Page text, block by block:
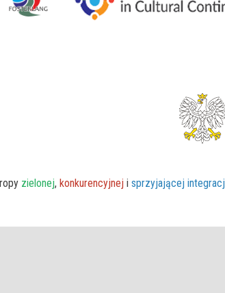
zielonej, konkurencyjneji sprzyjającej